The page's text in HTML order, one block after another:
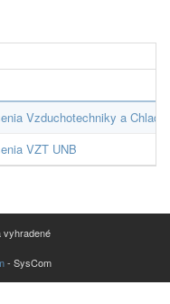
Vzduchotechniky a
VZT UNB
vyhradené
- SysCom